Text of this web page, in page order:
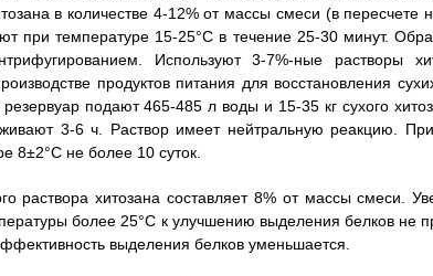
в количестве 4-12% от массы смеси (в пересчете
при температуре 15-25°С в течение 25-30 минут.
Используют 3-7%-ные растворы
продуктов питания для восстановления
подают 465-485 л воды и 15-35 кг сухого
3-6 ч. Раствор имеет нейтральную реакцию.
8±2°С не более 10 суток.
раствора хитозана составляет 8% от массы смеси.
более 25°С к улучшению выделения белков не
выделения белков уменьшается.